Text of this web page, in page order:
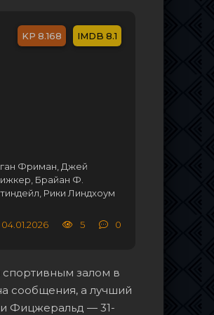
8.168 8.1
Фриман, Джей
Брайан Ф.
Рики Линдхоум
04.01.2026 5 0
залом в
сообщения, а лучший
Фицжеральд — 31-